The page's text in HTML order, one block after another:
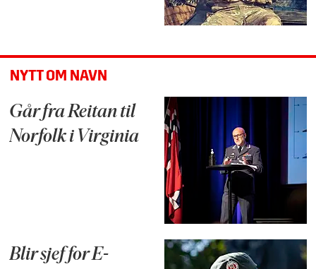
NYTT OM NAVN
Går fra Reitan til
Norfolk i Virginia
Blir sjef for E-